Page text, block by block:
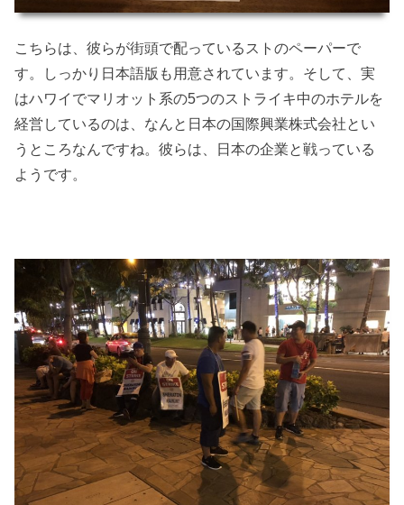
こちらは、彼らが街頭で配っているストのペーパーで
す。しっかり日本語版も用意されています。そして、実
はハワイでマリオット系の5つのストライキ中のホテルを
経営しているのは、なんと日本の国際興業株式会社とい
うところなんですね。彼らは、日本の企業と戦っている
ようです。